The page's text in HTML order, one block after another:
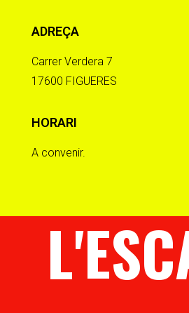
ADREÇA
Carrer Verdera 7
17600 FIGUERES
HORARI
A convenir.